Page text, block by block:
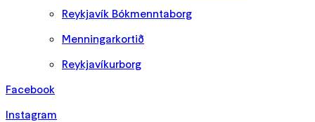
Reykjavík Bókmenntaborg
Menningarkortið
Reykjavíkurborg
Facebook
Instagram